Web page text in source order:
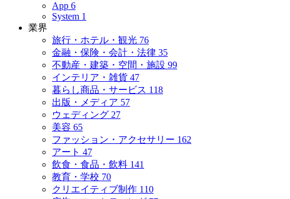
App 6
System 1
業界
旅行・ホテル・観光 76
金融・保険・会計・法律 35
不動産・建築・空間・施設 99
インテリア・雑貨 47
暮らし商品・サービス 118
出版・メディア 57
ウェディング 27
美容 65
ファッション・アクセサリー 162
アート 47
飲食・食品・飲料 141
教育・学校 70
クリエイティブ制作 110